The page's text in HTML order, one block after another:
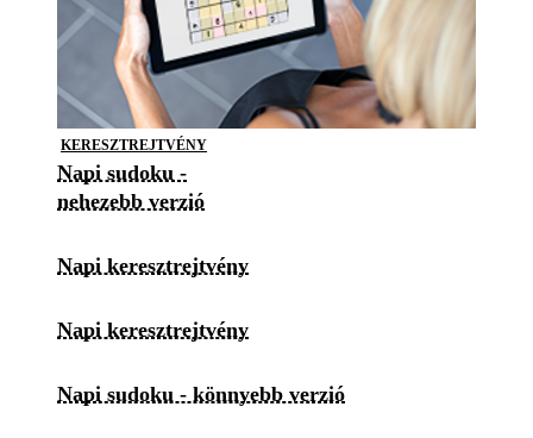
KERESZTREJTVÉNY
Napi sudoku -
nehezebb verzió
Napi keresztrejtvény
Napi keresztrejtvény
Napi sudoku - könnyebb verzió